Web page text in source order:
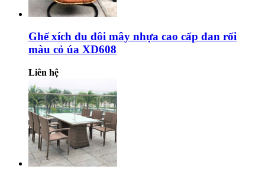
Ghế xích đu đôi mây nhựa cao cấp đan rối
màu cỏ úa XD608
Liên hệ